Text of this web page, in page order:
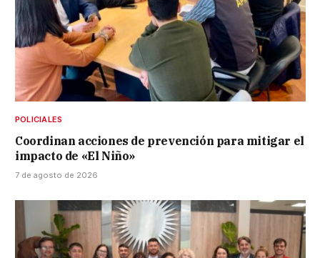
POLICIALES
Coordinan acciones de prevención para mitigar el
impacto de «El Niño»
7 de agosto de 2026